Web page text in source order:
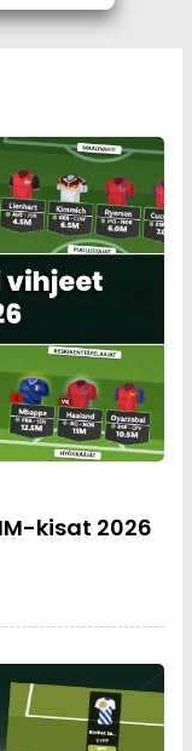
kisat 2026